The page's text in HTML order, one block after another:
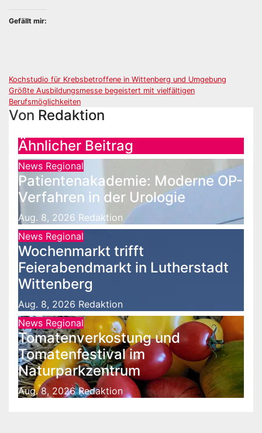
Gefällt mir:
Beitragsnavigation
Kochstudio für Krebsbetroffene in Wittenberg und Umgebung
Größte Ausbildungsmesse begeistert mit vielfältigen
Berufsmöglichkeiten
Von Redaktion
Ähnlicher Beitrag
News Regional
Patientenakademie: Moderne OP-
Verfahren in der Urologie
Aug. 8, 2026 Redaktion
News Regional
Wochenmarkt trifft
Feierabendmarkt in Lutherstadt
Wittenberg
Aug. 8, 2026 Redaktion
News Regional
Tomatenverkostung und
Tomatenfestival im
Naturparkzentrum
Aug. 8, 2026Redaktion